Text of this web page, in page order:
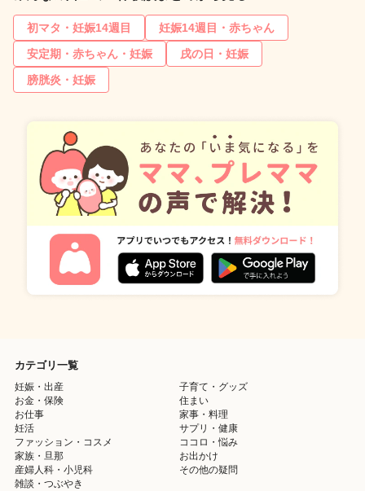
初マタ・妊娠14週目
妊娠14週目・赤ちゃん
安定期・赤ちゃん・妊娠
戌の日・妊娠
膀胱炎・妊娠
カテゴリ一覧
妊娠・出産
子育て・グッズ
お金・保険
住まい
お仕事
家事・料理
妊活
サプリ・健康
ファッション・コスメ
ココロ・悩み
家族・旦那
お出かけ
産婦人科・小児科
その他の疑問
雑談・つぶやき